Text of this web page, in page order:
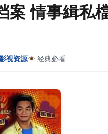
案 情事緝私
视资源 经典必看